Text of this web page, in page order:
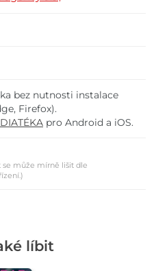
bez nutnosti instalace
Firefox).
pro Android a iOS.
se může mírně lišit dle
líbit